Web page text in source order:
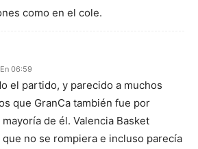
como en el cole.
06:59
el partido, y parecido a muchos
que GranCa también fue por
de él. Valencia Basket
no se rompiera e incluso parecía